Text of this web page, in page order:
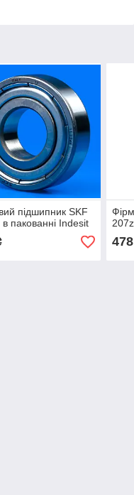
підшипник SKF
пакованні Indesit
478